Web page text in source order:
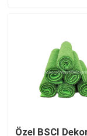
Hakkımızda
Özel BSCI